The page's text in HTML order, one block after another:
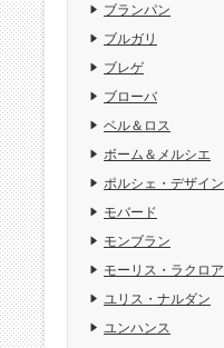
ブランパン
ブルガリ
ブレゲ
ブローバ
ベル＆ロス
ボーム＆メルシエ
ポルシェ・デザイン
モバード
モンブラン
モーリス・ラクロア
ユリス・ナルダン
ユンハンス